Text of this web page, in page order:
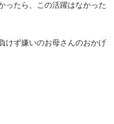
ったら、この活躍はなかった
けず嫌いのお母さんのおかげ